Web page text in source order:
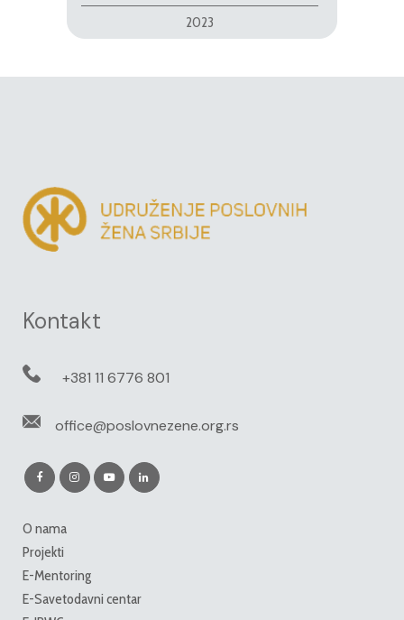
2023
Kontakt
+381 11 6776 801
office@poslovnezene.org.rs
O nama
Projekti
E-Mentoring
E-Savetodavni centar